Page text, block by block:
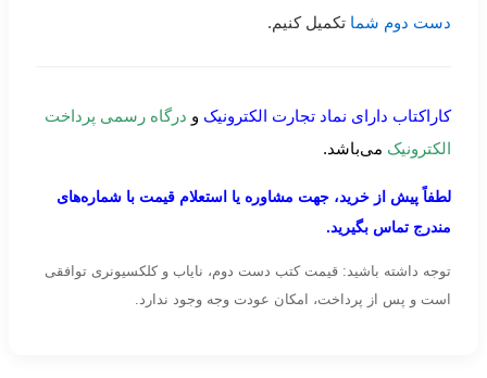
دست دوم شما تکمیل کنیم.
کاراکتاب دارای نماد تجارت الکترونیک و درگاه رسمی پرداخت
الکترونیک می‌باشد.
لطفاً پیش از خرید، جهت مشاوره یا استعلام قیمت با شماره‌های
مندرج تماس بگیرید.
توجه داشته باشید: قیمت کتب دست دوم، نایاب و کلکسیونری توافقی
است و پس از پرداخت، امکان عودت وجه وجود ندارد.